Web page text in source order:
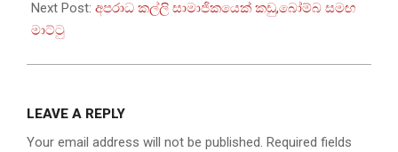
Next Post: අපරාධ කල්ලි සාමාජිකයෙක් කඩු,බෝම්බ සමඟ
මාට්ටු
LEAVE A REPLY
Your email address will not be published. Required fields